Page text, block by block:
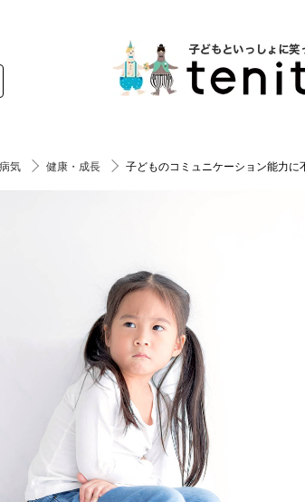
気 健康・成長 子どものコミュニケーション能力